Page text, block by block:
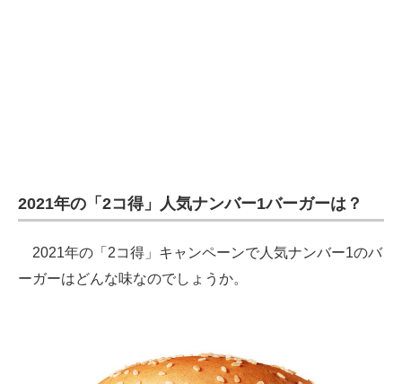
2021年の「2コ得」人気ナンバー1バーガーは？
2021年の「2コ得」キャンペーンで人気ナンバー1のバ
ーガーはどんな味なのでしょうか。